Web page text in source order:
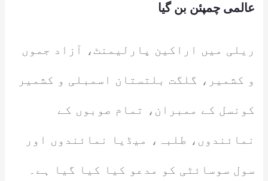
عالمی چمپئن بن گیا
ریلی میں اراکین پارلیمنٹ، آزاد جموں
و کشمیر، گلگت بلتستان اسمبلی و کشمیر
کونسل کے ممبران، تمام صوبوں کے
نمائندوں، طلبہ، میڈیا نمائندوں اور
سول سوسائٹی کو مدعو کیا کیا گیا ہے۔